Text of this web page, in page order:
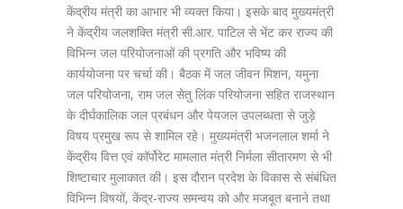
केंद्रीय मंत्री का आभार भी व्यक्त किया। इसके बाद मुख्यमंत्री
ने केंद्रीय जलशक्ति मंत्री सी.आर. पाटिल से भेंट कर राज्य की
विभिन्न जल परियोजनाओं की प्रगति और भविष्य की
कार्ययोजना पर चर्चा की। बैठक में जल जीवन मिशन, यमुना
जल परियोजना, राम जल सेतु लिंक परियोजना सहित राजस्थान
के दीर्घकालिक जल प्रबंधन और पेयजल उपलब्धता से जुड़े
विषय प्रमुख रूप से शामिल रहे। मुख्यमंत्री भजनलाल शर्मा ने
केंद्रीय वित्त एवं कॉर्पोरेट मामलात मंत्री निर्मला सीतारमण से भी
शिष्टाचार मुलाकात की। इस दौरान प्रदेश के विकास से संबंधित
विभिन्न विषयों, केंद्र-राज्य समन्वय को और मजबूत बनाने तथा